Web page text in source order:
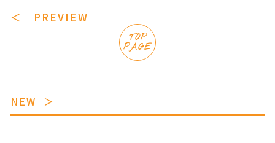
＜ PREVIEW
TOP
PAGE
NEW